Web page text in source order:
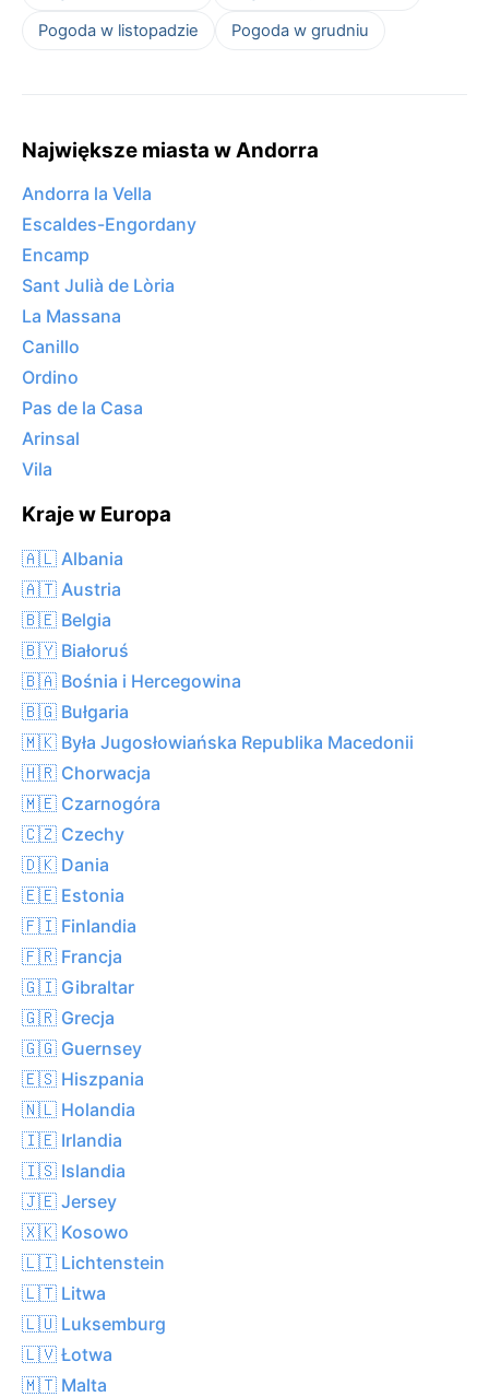
Pogoda w listopadzie
Pogoda w grudniu
Największe miasta w Andorra
Andorra la Vella
Escaldes-Engordany
Encamp
Sant Julià de Lòria
La Massana
Canillo
Ordino
Pas de la Casa
Arinsal
Vila
Kraje w Europa
🇦🇱 Albania
🇦🇹 Austria
🇧🇪 Belgia
🇧🇾 Białoruś
🇧🇦 Bośnia i Hercegowina
🇧🇬 Bułgaria
🇲🇰 Była Jugosłowiańska Republika Macedonii
🇭🇷 Chorwacja
🇲🇪 Czarnogóra
🇨🇿 Czechy
🇩🇰 Dania
🇪🇪 Estonia
🇫🇮 Finlandia
🇫🇷 Francja
🇬🇮 Gibraltar
🇬🇷 Grecja
🇬🇬 Guernsey
🇪🇸 Hiszpania
🇳🇱 Holandia
🇮🇪 Irlandia
🇮🇸 Islandia
🇯🇪 Jersey
🇽🇰 Kosowo
🇱🇮 Lichtenstein
🇱🇹 Litwa
🇱🇺 Luksemburg
🇱🇻 Łotwa
🇲🇹 Malta